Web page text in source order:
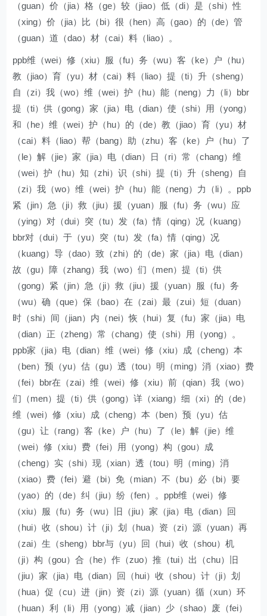
（guan）价（jia）格（ge）较（jiao）低（di）是（shi）性
（xing）价（jia）比（bi）很（hen）高（gao）的（de）管
（guan）道（dao）材（cai）料（liao）。
ppb维（wei）修（xiu）服（fu）务（wu）客（ke）户（hu）
教（jiao）育（yu）材（cai）料（liao）提（ti）升（sheng）
自（zi）我（wo）维（wei）护（hu）能（neng）力（li）bbr
提（ti）供（gong）家（jia）电（dian）使（shi）用（yong）
和（he）维（wei）护（hu）的（de）教（jiao）育（yu）材
（cai）料（liao）帮（bang）助（zhu）客（ke）户（hu）了
（le）解（jie）家（jia）电（dian）日（ri）常（chang）维
（wei）护（hu）知（zhi）识（shi）提（ti）升（sheng）自
（zi）我（wo）维（wei）护（hu）能（neng）力（li）。ppb
紧（jin）急（ji）救（jiu）援（yuan）服（fu）务（wu）应
（ying）对（dui）突（tu）发（fa）情（qing）况（kuang）
bbr对（dui）于（yu）突（tu）发（fa）情（qing）况
（kuang）导（dao）致（zhi）的（de）家（jia）电（dian）
故（gu）障（zhang）我（wo）们（men）提（ti）供
（gong）紧（jin）急（ji）救（jiu）援（yuan）服（fu）务
（wu）确（que）保（bao）在（zai）最（zui）短（duan）
时（shi）间（jian）内（nei）恢（hui）复（fu）家（jia）电
（dian）正（zheng）常（chang）使（shi）用（yong）。
ppb家（jia）电（dian）维（wei）修（xiu）成（cheng）本
（ben）预（yu）估（gu）透（tou）明（ming）消（xiao）费
（fei）bbr在（zai）维（wei）修（xiu）前（qian）我（wo）
们（men）提（ti）供（gong）详（xiang）细（xi）的（de）
维（wei）修（xiu）成（cheng）本（ben）预（yu）估
（gu）让（rang）客（ke）户（hu）了（le）解（jie）维
（wei）修（xiu）费（fei）用（yong）构（gou）成
（cheng）实（shi）现（xian）透（tou）明（ming）消
（xiao）费（fei）避（bi）免（mian）不（bu）必（bi）要
（yao）的（de）纠（jiu）纷（fen）。ppb维（wei）修
（xiu）服（fu）务（wu）旧（jiu）家（jia）电（dian）回
（hui）收（shou）计（ji）划（hua）资（zi）源（yuan）再
（zai）生（sheng）bbr与（yu）回（hui）收（shou）机
（ji）构（gou）合（he）作（zuo）推（tui）出（chu）旧
（jiu）家（jia）电（dian）回（hui）收（shou）计（ji）划
（hua）促（cu）进（jin）资（zi）源（yuan）循（xun）环
（huan）利（li）用（yong）减（jian）少（shao）废（fei）